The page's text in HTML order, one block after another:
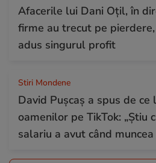
Afacerile lui Dani Oțil, în
firme au trecut pe
adus singurul profit
Stiri Mondene
David Pușcaș a spus de ce
oamenilor pe TikTok: „Știu
salariu a avut când muncea